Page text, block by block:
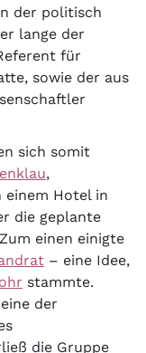
der politisch
lange der
für
sowie der aus
sich somit
,
einem Hotel in
die geplante
einen einigte
– eine Idee,
stammte.
der
die Gruppe